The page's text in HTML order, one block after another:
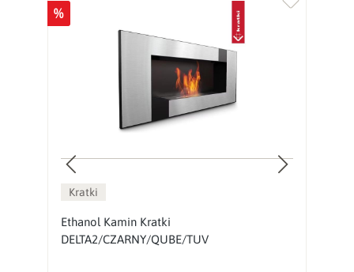
%
Kratki
Ethanol Kamin Kratki
DELTA2/CZARNY/QUBE/TUV